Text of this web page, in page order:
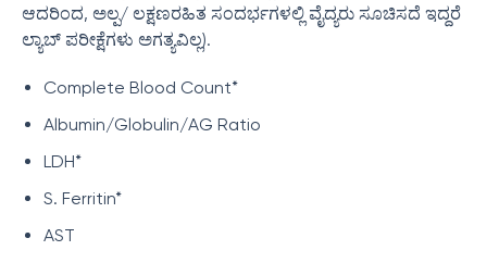
ಆದರಿಂದ, ಅಲ್ಪ/ ಲಕ್ಷಣರಹಿತ ಸಂದರ್ಭಗಳಲ್ಲಿ ವೈದ್ಯರು ಸೂಚಿಸದೆ ಇದ್ದರೆ
ಲ್ಯಾಬ್ ಪರೀಕ್ಷೆಗಳು ಅಗತ್ಯವಿಲ್ಲ).
Complete Blood Count*
Albumin/Globulin/AG Ratio
LDH*
S. Ferritin*
AST